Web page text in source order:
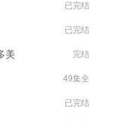
已完结
已完结
完结
美
49集全
已完结